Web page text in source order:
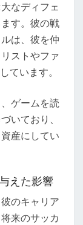
なディフェ
す。彼の戦
は、彼を仲
ストやファ
ています。
ゲームを読
いており、
産にしてい
えた影響
のキャリア
来のサッカ